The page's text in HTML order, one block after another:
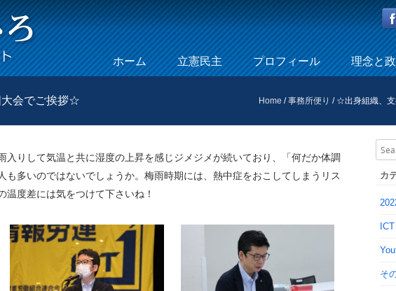
Menu
Skip to content
ホーム 立憲民主 プロフィール 理念と
会でご挨拶☆ Home /事務所便り / ☆出身組織、
入りして気温と共に湿度の上昇を感じジメジメが続いており、「何だか体調
も多いのではないでしょうか。梅雨時期には、熱中症をおこしてしまうリス
温度差には気をつけて下さいね！
カ
ICT
そ